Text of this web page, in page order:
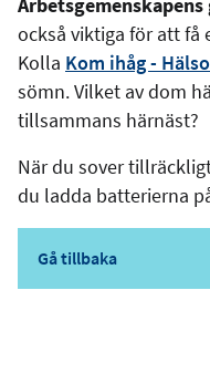
också viktiga för att få
Kolla Kom ihåg -
sömn. Vilket av dom
tillsammans härnäst?
När du sover
du ladda batterierna
Gå tillbaka